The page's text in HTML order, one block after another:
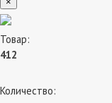
Товар:
412
Количество: